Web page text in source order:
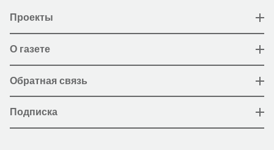
Проекты
О газете
Обратная связь
Подписка